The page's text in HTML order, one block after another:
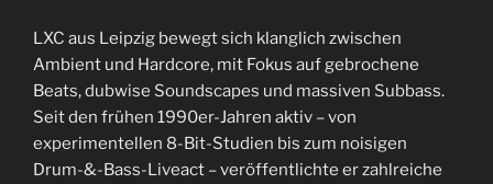
LINK
EMBED
LXC aus Leipzig bewegt sich klanglich zwischen
Ambient und Hardcore, mit Fokus auf gebrochene
Beats, dubwise Soundscapes und massiven Subbass.
Seit den frühen 1990er-Jahren aktiv – von
experimentellen 8-Bit-Studien bis zum noisigen
Drum-&-Bass-Liveact – veröffentlichte er zahlreiche